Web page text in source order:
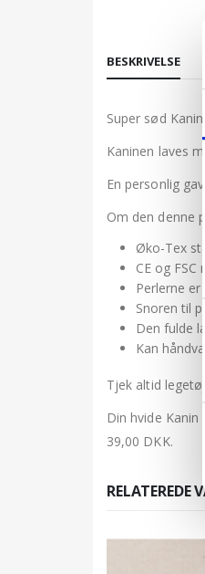
BESKRIVELSE
Super sød
Kaninen laves
En personlig
Om den denne
Øko-Tex
CE og
Perlerne er
Snoren til
Den fulde
Kan
Tjek altid
Din hvide
39,00 DKK.
RELATEREDE